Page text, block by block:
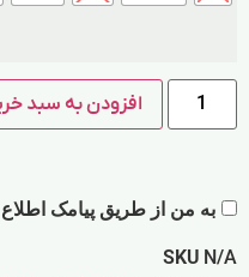
افزودن به سبد
به من از طریق پیامک اطلاع
SKU N/A